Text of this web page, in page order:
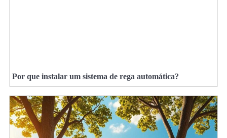
Por que instalar um sistema de rega automática?